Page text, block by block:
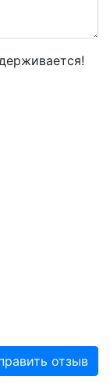
отзыв